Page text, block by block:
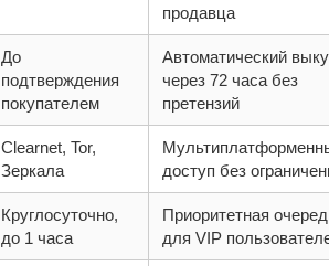
продавца
До
подтверждения
покупателем
Автоматический
через 72 часа без
претензий
Clearnet, Tor,
Зеркала
доступ без
Круглосуточно,
до 1 часа
Приоритетная
для VIP